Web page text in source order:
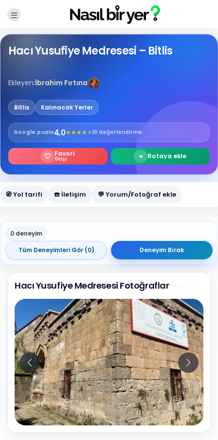
Hacı Yusufiye Medresesi – Bitlis
Ekleyen:İbrahim Fırtına
Bitlis Kalınacak Yerler
Google puanı4,0★★★★★10 değerlendirme
🤍 Favori
0kişi + Rotaya ekle
🧭 Yol tarifi ☎️ İletişim 💬 Yorum/Fotoğraf ekle
0 deneyim
Tüm Deneyimleri Gör (0)
Deneyim Bırak
Hacı Yusufiye Medresesi Fotoğraflar
10Fotoğraf